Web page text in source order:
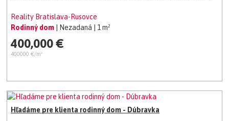
Reality Bratislava-Rusovce
Rodinný dom
| Nezadaná | 1 m²
400,000 €
400000 €/m²
Hľadáme pre klienta rodinný dom - Dúbravka